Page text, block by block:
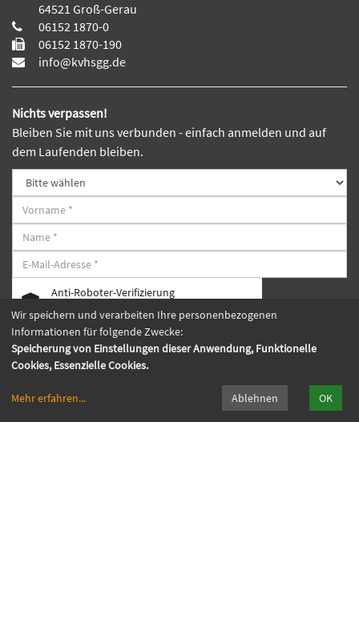
64521 Groß-Gerau
06152 1870-0
06152 1870-190
info@kvhsgg.de
Nichts verpassen!
Bleiben Sie mit uns verbunden - einfach anmelden und auf
dem Laufenden bleiben.
Anti-Roboter-Verifizierung
Hier klicken
Captcha ⇗
Newsletter abonnieren
Montag, Donnerstag, Freitag:
9.00 Uhr bis 12.00 Uhr
Wir speichern und verarbeiten Ihre personenbezogenen
Informationen für folgende Zwecke:
Speicherung von Einstellungen dieser Anwendung, Funktionelle
Cookies, Essenzielle Cookies.
Mehr erfahren... Ablehnen OK